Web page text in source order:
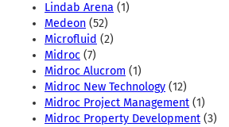
Lindab Arena (1)
Medeon (52)
Microfluid (2)
Midroc (7)
Midroc Alucrom (1)
Midroc New Technology (12)
Midroc Project Management (1)
Midroc Property Development (3)